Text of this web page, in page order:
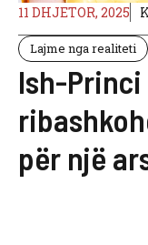
11 DHJETOR, 2025
Lajme nga realiteti
Ish-
për një